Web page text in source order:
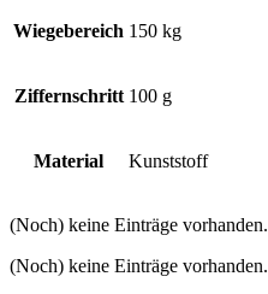
Wiegebereich 150 kg
Ziffernschritt 100 g
Material Kunststoff
(Noch) keine Einträge vorhanden.
(Noch) keine Einträge vorhanden.